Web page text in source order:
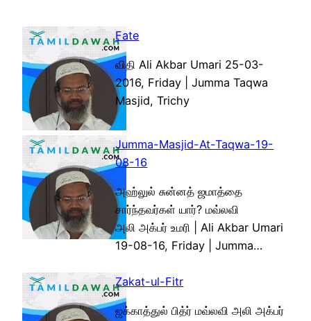
Fate
விதி Ali Akbar Umari 25-03-
2016, Friday | Jumma Taqwa
Masjid, Trichy
Jumma-Masjid-At-Taqwa-19-
08-16
அஹ்லுல் சுன்னத் ஜமாத்தை
சார்ந்தவர்கள் யார்? மவ்லவி
அலி அக்பர் உமரி | Ali Akbar Umari
19-08-16, Friday | Jumma…
Zakat-ul-Fitr
ஜக்காத்துல் பித்ர் மவ்லவி அலி அக்பர்